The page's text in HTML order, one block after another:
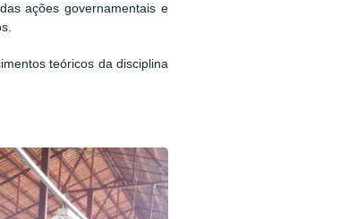
ações governamentais e
teóricos da disciplina